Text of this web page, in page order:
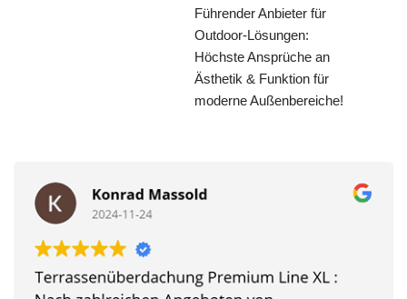
Führender Anbieter für
Outdoor-Lösungen:
Höchste Ansprüche an
Ästhetik & Funktion für
moderne Außenbereiche!